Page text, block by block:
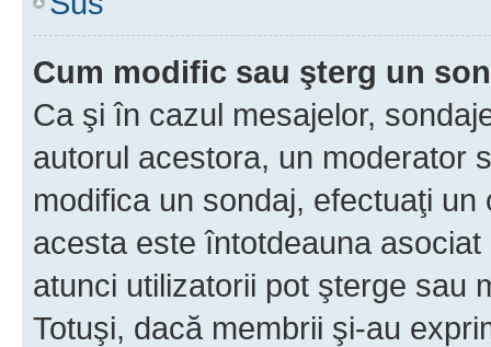
Cum modific sau şterg un
Ca şi în cazul mesajelor,
autorul acestora, un moderator
modifica un sondaj, efectuaţi
acesta este întotdeauna
atunci utilizatorii pot şterge sau
Totuşi, dacă membrii şi-au